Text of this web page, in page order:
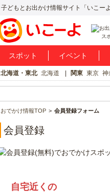
子どもとお出かけ情報サイト「いこー
ス
スポット イベント
北海道・東北 北海道 関東 東京 神
おでかけ情報TOP 会員登録フォーム
会員登録
自宅近くの